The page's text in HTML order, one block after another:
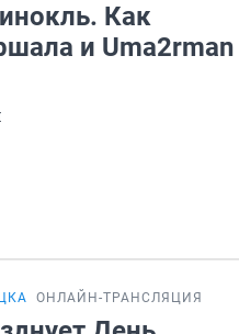
Как
и Uma2rman
ОНЛАЙН-ТРАНСЛЯЦИЯ